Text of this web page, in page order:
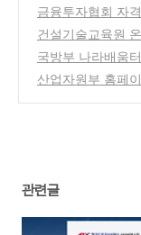
t.co.kr)
(0)
금융투자협회 자
kr)
(0)
건설기술교육원
육
국방부 나라배움
(0)
산업자원부 홈페
관련글